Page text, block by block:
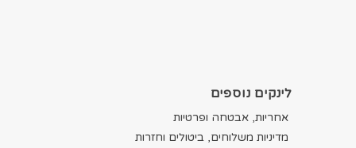
לינקים נוספים
אחריות, אבטחה ופרטיות
מדיניות משלוחים, ביטולים וחזרות